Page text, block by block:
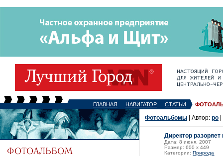
ГЛАВНАЯ НАВИГАТОР СТАТЬИ
Фотоальбомы | Автор: po
Директор разоряет
Дата: 8 июня, 2007
Размер: 600 x 449
Категории:Природа